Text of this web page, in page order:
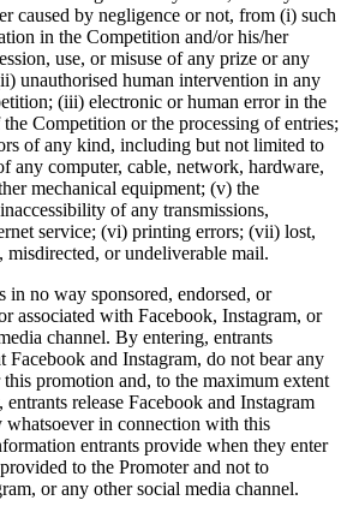
caused by negligence or not, from (i) such
in the Competition and/or his/her
use, or misuse of any prize or any
unauthorised human intervention in any
(iii) electronic or human error in the
Competition or the processing of entries;
of any kind, including but not limited to
any computer, cable, network, hardware,
mechanical equipment; (v) the
of any transmissions,
service; (vi) printing errors; (vii) lost,
misdirected, or undeliverable mail.
in no way sponsored, endorsed, or
associated with Facebook, Instagram, or
channel. By entering, entrants
Facebook and Instagram, do not bear any
promotion and, to the maximum extent
release Facebook and Instagram
in connection with this
entrants provide when they enter
to the Promoter and not to
or any other social media channel.